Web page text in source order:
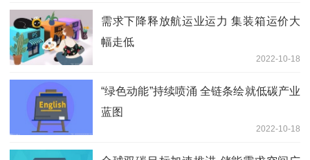
需求下降释放航运业运力 集装箱运价大
幅走低
2022-10-18
“绿色动能”持续喷涌 全链条绘就低碳产业
蓝图
2022-10-18